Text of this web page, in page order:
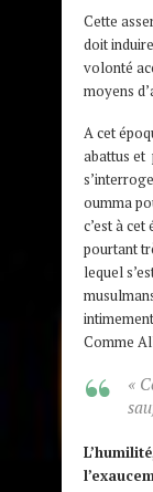
Cette
doit
volonté
moyens
A cet
abattus et
oumma
c’est à
pourtant
lequel
Comme
«